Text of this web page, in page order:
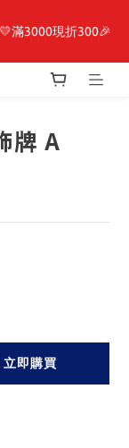
商品
滿3000現折300🎉
、約會大作戰、
商品
牌 A
立即購買